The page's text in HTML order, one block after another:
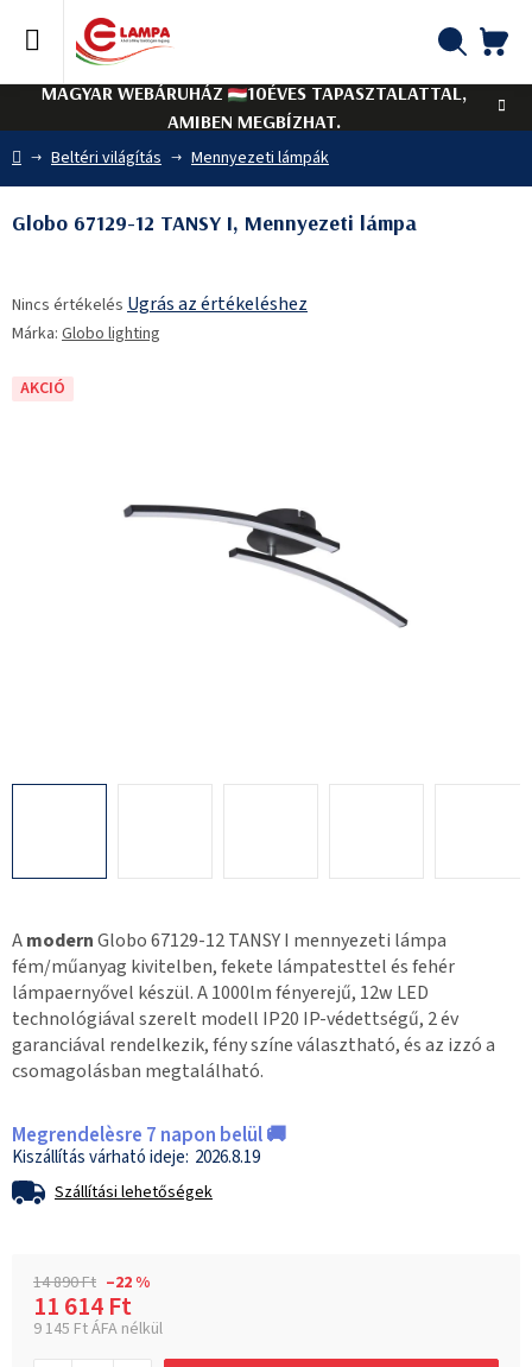
tartalomhoz
MAGYAR WEBÁRUHÁZ
10ÉVES TAPASZTALATTAL,
AMIBEN MEGBÍZHAT.
Kezdőlap
Beltéri világítás Mennyezeti lámpák
AmodernGlobo 67129-12 TANSY I mennyezeti lámpa
fém/műanyag kivitelben, fekete lámpatesttel és fehér
lámpaernyővel készül. A 1000lm fényerejű, 12w LED
technológiával szerelt modell IP20 IP-védettségű, 2 év
garanciával rendelkezik, fény színe választható, és az izzó a
csomagolásban megtalálható.
Megrendelèsre 7 napon belül 🚚
2026.8.19
Szállítási lehetőségek
14 890 Ft –22 %
11 614 Ft
9 145 Ft ÁFA nélkül
Globo 67129-12 TANSY I, Mennyezeti lámpa
termék
átlagos
5-
Nincs értékelés Ugrás az értékeléshez
Márka: Globo lighting
AKCIÓ